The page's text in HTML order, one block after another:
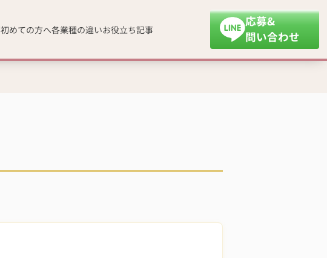
初めての方へ各業種の違いお役立ち記事
応募&
問い合わせ